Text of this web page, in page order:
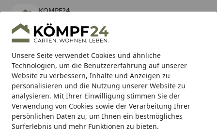
Unsere Seite verwendet Cookies und ähnliche
Technologien, um die Benutzererfahrung auf unserer
Website zu verbessern, Inhalte und Anzeigen zu
personalisieren und die Nutzung unserer Website zu
analysieren. Mit Ihrer Einwilligung stimmen Sie der
Verwendung von Cookies sowie der Verarbeitung Ihrer
persönlichen Daten zu, um Ihnen ein bestmögliches
Surferlebnis und mehr Funktionen zu bieten.
KÖMPF24
kostenlos - Im App Store
Hotline
Alle Produkte
Mein Konto
Suchen
Karibu Pools inkl. gratis Sandfilteranlage & Pool-
Starterset (Gesamtwert bis 468,99€)